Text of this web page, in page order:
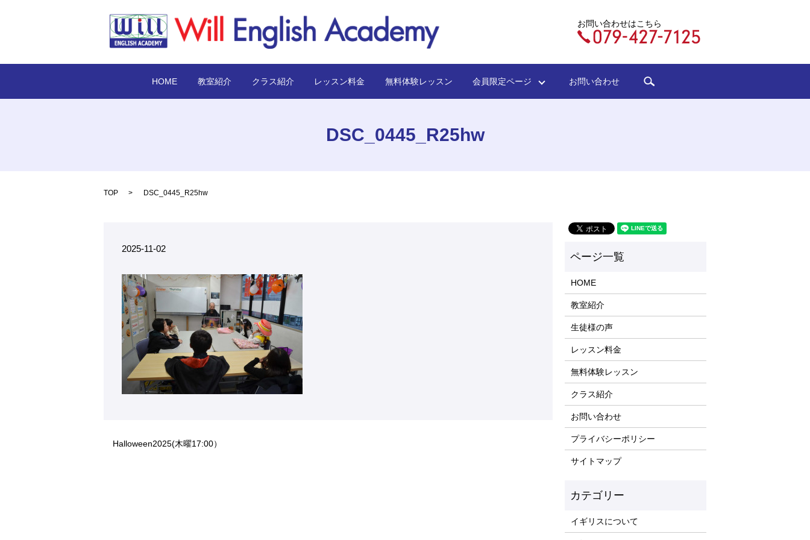
お問い合わせはこちら
HOME 教室紹介 クラス紹介 レッスン料金 無料体験レッスン 会員限定ページ お問い合わせ
DSC_0445_R25hw
TOP DSC_0445_R25hw
2025-11-02
Halloween2025(木曜17:00）
HOME
教室紹介
生徒様の声
レッスン料金
無料体験レッスン
クラス紹介
お問い合わせ
プライバシーポリシー
サイトマップ
イギリスについて